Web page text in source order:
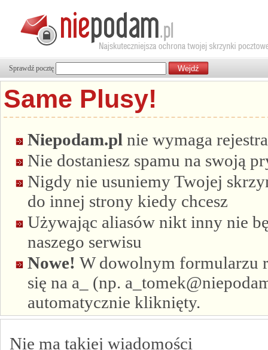
Sprawdź pocztę
Same Plusy!
Niepodam.pl nie wymaga
Nie dostaniesz spamu na swoją
Nigdy nie usuniemy Twojej
do innej strony kiedy chcesz
Używając aliasów nikt inny nie
naszego serwisu
Nowe! W dowolnym formularzu
się na a_ (np.
automatycznie kliknięty.
Nie ma takiej wiadomości